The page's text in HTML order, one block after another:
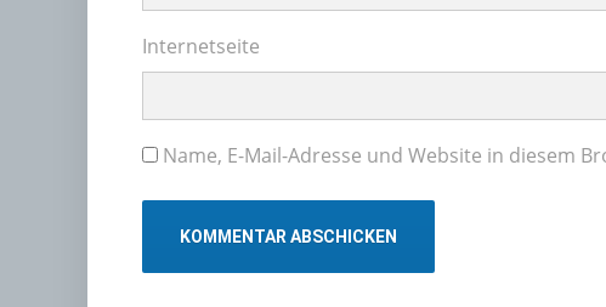
Internetseite
Name, E-Mail-Adresse und Website in diesem